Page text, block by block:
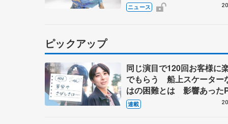
ニュース
ピックアップ
同じ演目で120回お客様に
でもらう 船上スケーター
はの困難とは 影響あった
キャプテン松永さんの存在
連載